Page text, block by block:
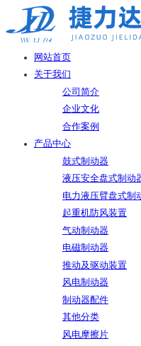
网站首页
关于我们
公司简介
企业文化
合作案例
产品中心
鼓式制动器
液压安全盘式制动
电力液压臂盘式制
起重机防风装置
气动制动器
电磁制动器
推动及驱动装置
风电制动器
制动器配件
其他分类
风电摩擦片